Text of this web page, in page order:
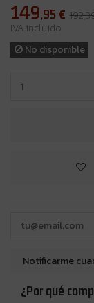
149,95 €
IVA incluido
No disponible
¿Por qué